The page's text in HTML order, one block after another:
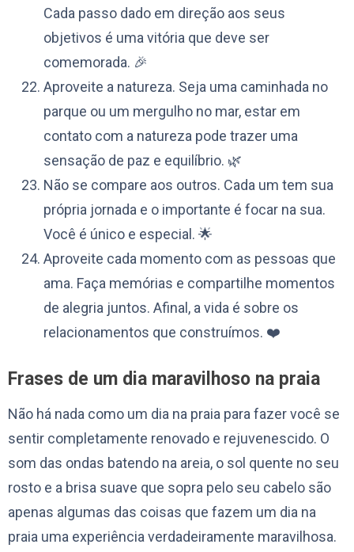
Cada passo dado em direção aos seus
objetivos é uma vitória que deve ser
comemorada. 🎉
Aproveite a natureza. Seja uma caminhada no
parque ou um mergulho no mar, estar em
contato com a natureza pode trazer uma
sensação de paz e equilíbrio. 🌿
Não se compare aos outros. Cada um tem sua
própria jornada e o importante é focar na sua.
Você é único e especial. 🌟
Aproveite cada momento com as pessoas que
ama. Faça memórias e compartilhe momentos
de alegria juntos. Afinal, a vida é sobre os
relacionamentos que construímos. ❤️
Frases de um dia maravilhoso na praia
Não há nada como um dia na praia para fazer você se
sentir completamente renovado e rejuvenescido. O
som das ondas batendo na areia, o sol quente no seu
rosto e a brisa suave que sopra pelo seu cabelo são
apenas algumas das coisas que fazem um dia na
praia uma experiência verdadeiramente maravilhosa.